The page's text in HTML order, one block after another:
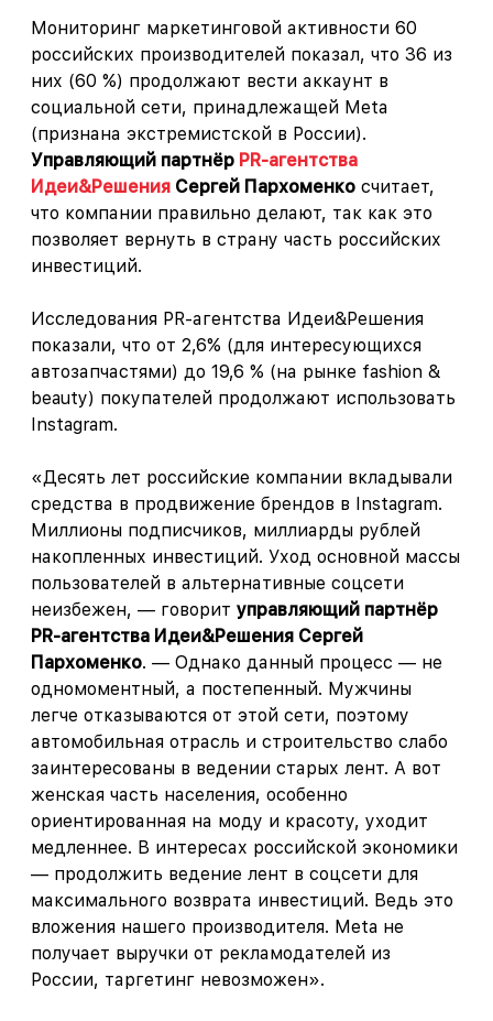
Мониторинг маркетинговой активности 60
российских производителей показал, что 36 из
них (60 %) продолжают вести аккаунт в
социальной сети, принадлежащей Meta
(признана экстремистской в России).
Управляющий партнёр PR-агентства
Идеи&Решения Сергей Пархоменко считает,
что компании правильно делают, так как это
позволяет вернуть в страну часть российских
инвестиций.
Исследования PR-агентства Идеи&Решения
показали, что от 2,6% (для интересующихся
автозапчастями) до 19,6 % (на рынке fashion &
beauty) покупателей продолжают использовать
Instagram.
«Десять лет российские компании вкладывали
средства в продвижение брендов в Instagram.
Миллионы подписчиков, миллиарды рублей
накопленных инвестиций. Уход основной массы
пользователей в альтернативные соцсети
неизбежен, — говорит управляющий партнёр
PR-агентства Идеи&Решения Сергей
Пархоменко. — Однако данный процесс — не
одномоментный, а постепенный. Мужчины
легче отказываются от этой сети, поэтому
автомобильная отрасль и строительство слабо
заинтересованы в ведении старых лент. А вот
женская часть населения, особенно
ориентированная на моду и красоту, уходит
медленнее. В интересах российской экономики
— продолжить ведение лент в соцсети для
максимального возврата инвестиций. Ведь это
вложения нашего производителя. Meta не
получает выручки от рекламодателей из
России, таргетинг невозможен».